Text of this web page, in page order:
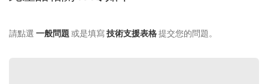
請點選 一般問題 或是填寫技術支援表格提交您的問題。